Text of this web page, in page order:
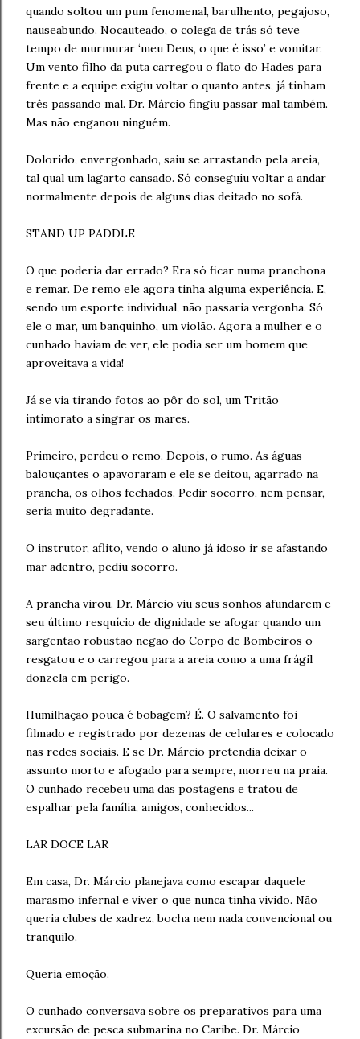
quando soltou um pum fenomenal, barulhento, pegajoso,
nauseabundo. Nocauteado, o colega de trás só teve
tempo de murmurar ‘meu Deus, o que é isso’ e vomitar.
Um vento filho da puta carregou o flato do Hades para
frente e a equipe exigiu voltar o quanto antes, já tinham
três passando mal. Dr. Márcio fingiu passar mal também.
Mas não enganou ninguém.
Dolorido, envergonhado, saiu se arrastando pela areia,
tal qual um lagarto cansado. Só conseguiu voltar a andar
normalmente depois de alguns dias deitado no sofá.
STAND UP PADDLE
O que poderia dar errado? Era só ficar numa pranchona
e remar. De remo ele agora tinha alguma experiência. E,
sendo um esporte individual, não passaria vergonha. Só
ele o mar, um banquinho, um violão. Agora a mulher e o
cunhado haviam de ver, ele podia ser um homem que
aproveitava a vida!
Já se via tirando fotos ao pôr do sol, um Tritão
intimorato a singrar os mares.
Primeiro, perdeu o remo. Depois, o rumo. As águas
balouçantes o apavoraram e ele se deitou, agarrado na
prancha, os olhos fechados. Pedir socorro, nem pensar,
seria muito degradante.
O instrutor, aflito, vendo o aluno já idoso ir se afastando
mar adentro, pediu socorro.
A prancha virou. Dr. Márcio viu seus sonhos afundarem e
seu último resquício de dignidade se afogar quando um
sargentão robustão negão do Corpo de Bombeiros o
resgatou e o carregou para a areia como a uma frágil
donzela em perigo.
Humilhação pouca é bobagem? É. O salvamento foi
filmado e registrado por dezenas de celulares e colocado
nas redes sociais. E se Dr. Márcio pretendia deixar o
assunto morto e afogado para sempre, morreu na praia.
O cunhado recebeu uma das postagens e tratou de
espalhar pela família, amigos, conhecidos...
LAR DOCE LAR
Em casa, Dr. Márcio planejava como escapar daquele
marasmo infernal e viver o que nunca tinha vivido. Não
queria clubes de xadrez, bocha nem nada convencional ou
tranquilo.
Queria emoção.
O cunhado conversava sobre os preparativos para uma
excursão de pesca submarina no Caribe. Dr. Márcio